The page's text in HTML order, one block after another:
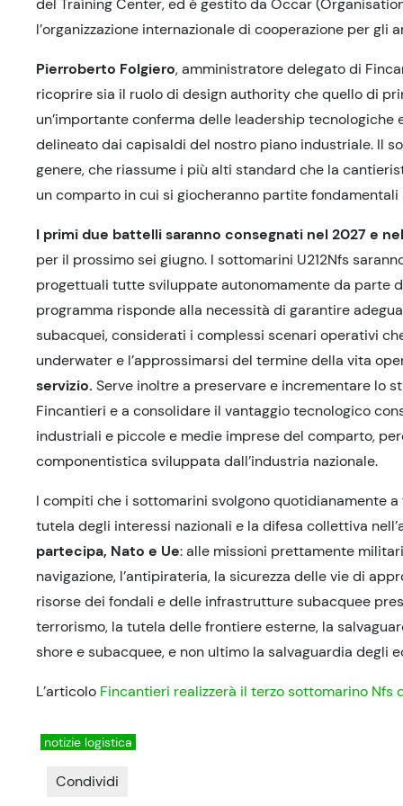
del Training Center, ed è gestito da Occar
l’organizzazione internazionale di cooperazione per gli
Pierroberto Folgiero, amministratore delegato di
ricoprire sia il ruolo di design authority che quello di
un’importante conferma delle leadership
delineato dai capisaldi del nostro piano industriale. Il
genere, che riassume i più alti standard che la
un comparto in cui si giocheranno partite
I primi due battelli saranno consegnati nel 2027 e
per il prossimo sei giugno. I sottomarini U212Nfs
progettuali tutte sviluppate autonomamente da parte
programma risponde alla necessità di garantire
subacquei, considerati i complessi scenari operativi
underwater e l’approssimarsi del termine della vita
servizio. Serve inoltre a preservare e incrementare lo
Fincantieri e a consolidare il vantaggio tecnologico
industriali e piccole e medie imprese del comparto,
componentistica sviluppata dall’industria nazionale.
I compiti che i sottomarini svolgono quotidianamente
tutela degli interessi nazionali e la difesa collettiva
partecipa, Nato e Ue: alle missioni prettamente
navigazione, l’antipirateria, la sicurezza delle vie di
risorse dei fondali e delle infrastrutture subacquee
terrorismo, la tutela delle frontiere esterne, la
shore e subacquee, e non ultimo la salvaguardia degli
L’articolo Fincantieri realizzerà il terzo sottomarino Nfs
notizie logistica
Condividi